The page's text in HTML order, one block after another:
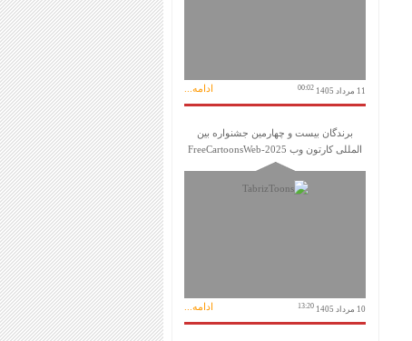
11 مرداد 1405 00:02 ادامه...
برندگان بیست و چهارمین جشنواره بین
المللی کارتون وب FreeCartoonsWeb-2025
10 مرداد 1405 13:20 ادامه...